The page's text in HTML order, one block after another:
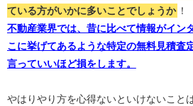
ている方がいかに多いことでしょうか ！
不動産業界では、昔に比べて情報がイン
こに挙げてあるような特定の無料見積査
言っていいほど損をします。
やはりやり方を心得ないといけないこと